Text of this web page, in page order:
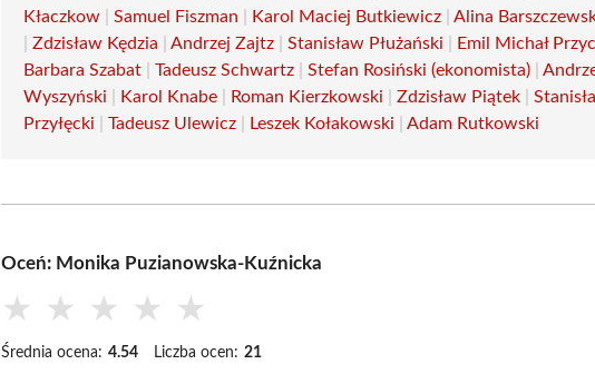
Kłaczkow |Samuel Fiszman Karol Maciej Butkiewicz |Alina
|Zdzisław Kędzia |Andrzej Zajtz |Stanisław Płużański
Emil Michał
Barbara Szabat |Tadeusz Schwartz |Stefan Rosiński (ekonomista) |
Wyszyński
Karol Knabe Roman Kierzkowski |Zdzisław Piątek |
Przyłęcki |Tadeusz Ulewicz Leszek Kołakowski |Adam Rutkowski
Oceń: Monika Puzianowska-Kuźnicka
★ ★ ★ ★ ★
Średnia ocena: 4.54 Liczba ocen: 21